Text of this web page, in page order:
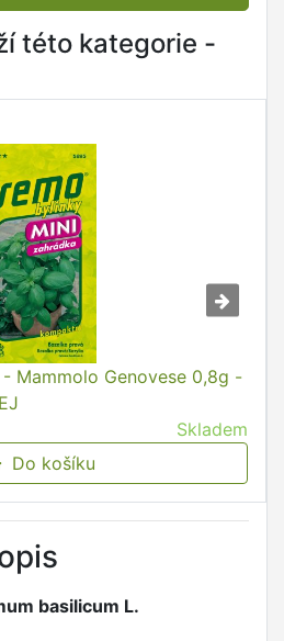
této kategorie -
Mammolo Genovese 0,8g -
Skladem
Do košíku
basilicum L.